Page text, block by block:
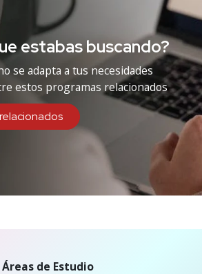
estabas buscando?
se adapta a tus necesidades
estos programas relacionados
Áreas de Estudio